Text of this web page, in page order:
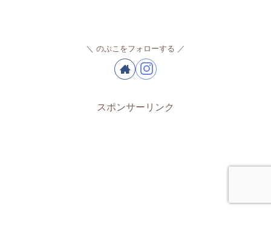
のぷこをフォローする
スポンサーリンク